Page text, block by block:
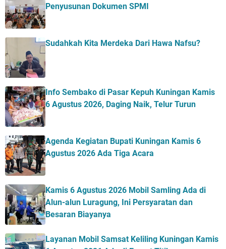
Penyusunan Dokumen SPMI
Sudahkah Kita Merdeka Dari Hawa Nafsu?
Info Sembako di Pasar Kepuh Kuningan Kamis
6 Agustus 2026, Daging Naik, Telur Turun
Agenda Kegiatan Bupati Kuningan Kamis 6
Agustus 2026 Ada Tiga Acara
Kamis 6 Agustus 2026 Mobil Samling Ada di
Alun-alun Luragung, Ini Persyaratan dan
Besaran Biayanya
Layanan Mobil Samsat Keliling Kuningan Kamis